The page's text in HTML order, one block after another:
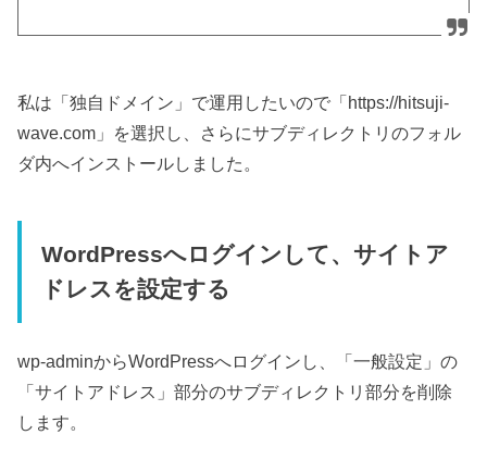
私は「独自ドメイン」で運用したいので「https://hitsuji-
wave.com」を選択し、さらにサブディレクトリのフォル
ダ内へインストールしました。
WordPressへログインして、サイトア
ドレスを設定する
wp-adminからWordPressへログインし、「一般設定」の
「サイトアドレス」部分のサブディレクトリ部分を削除
します。